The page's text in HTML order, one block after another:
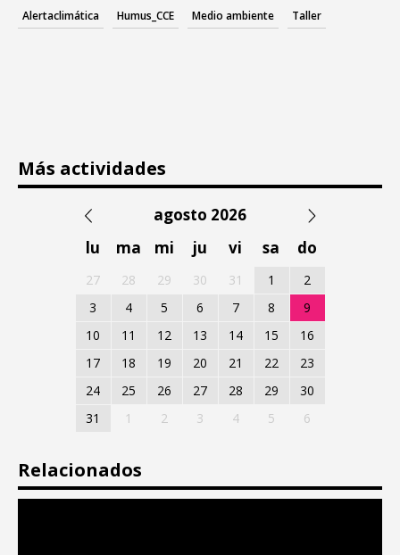
Alertaclimática Humus_CCE Medio ambiente Taller
Más actividades
agosto 2026
lu
ma mi ju vi sa do
27 28 29 30 31 1
2
3
4 5 6 7 8
9
10
11 12 13 14 15
16
17
18 19 20 21 22
23
24
25 26 27 28 29
30
31
1 2 3 4 5 6
Relacionados